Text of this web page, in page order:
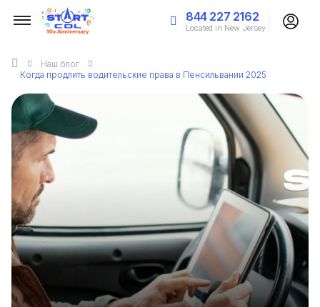
844 227 2162
Located in New Jersey
Наш блог
Когда продлить водительские права в Пенсильвании 2025